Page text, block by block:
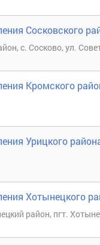
Сосковского
с. Сосково, ул.
Кромского
Урицкого
Хотынецкого
район, пгт.